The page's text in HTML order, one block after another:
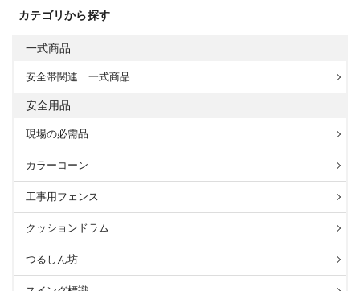
カテゴリから探す
一式商品
安全帯関連 一式商品
安全用品
現場の必需品
カラーコーン
工事用フェンス
クッションドラム
つるしん坊